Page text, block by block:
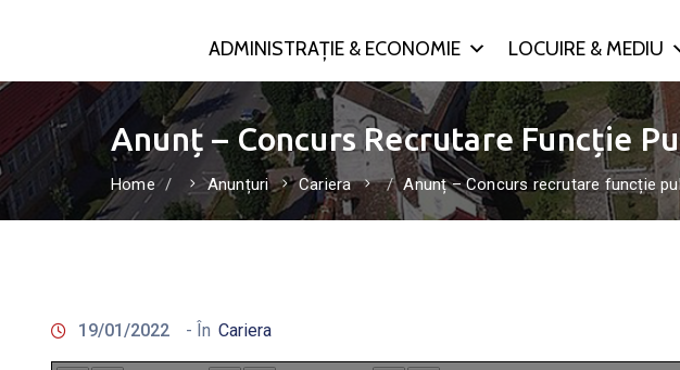
ADMINISTRAȚIE & ECONOMIE LOCUIRE & MEDIU
Anunț – Concurs Recrutare Funcție
Home Anunțuri Cariera Anunț – Concurs recrutare funcție
19/01/2022 - În Cariera